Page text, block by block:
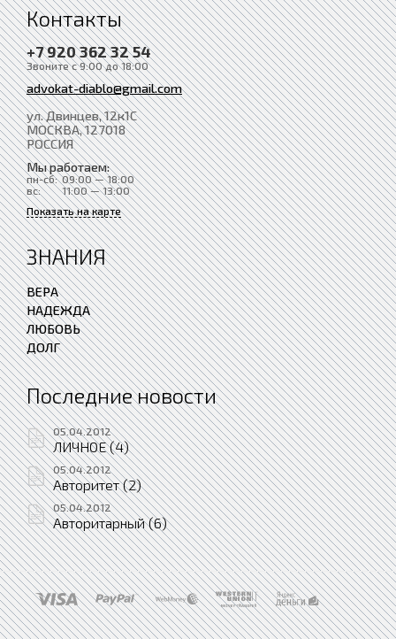
Контакты
+7 920 362 32 54
Звоните с 9:00 до 18:00
advokat-diablo@gmail.com
ул. Двинцев, 12к1С
МОСКВА, 127018
РОССИЯ
Мы работаем:
пн-сб: 09:00 — 18:00
вс:
11:00 — 13:00
Показать на карте
ЗНАНИЯ
ВЕРА
НАДЕЖДА
ЛЮБОВЬ
ДОЛГ
Последние новости
05.04.2012
ЛИЧНОЕ (4)
05.04.2012
Авторитет (2)
05.04.2012
Авторитарный (6)